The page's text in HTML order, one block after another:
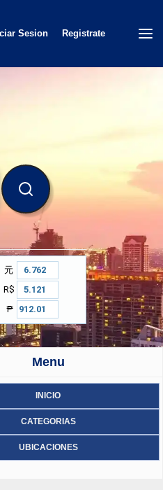
Sesion Registrate
BUSCAR
元
R$
₱
Menu
INICIO
CATEGORIAS
UBICACIONES